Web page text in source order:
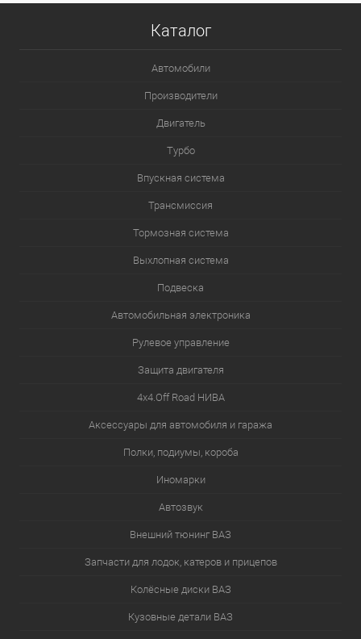
Каталог
Автомобили
Производители
Двигатель
Турбо
Впускная система
Трансмиссия
Тормозная система
Выхлопная система
Подвеска
Автомобильная электроника
Рулевое управление
Защита двигателя
4х4.Off Road НИВА
Аксессуары для автомобиля и гаража
Полки, подиумы, короба
Иномарки
Автозвук
Внешний тюнинг ВАЗ
Запчасти для лодок, катеров и прицепов
Колёсные диски ВАЗ
Кузовные детали ВАЗ